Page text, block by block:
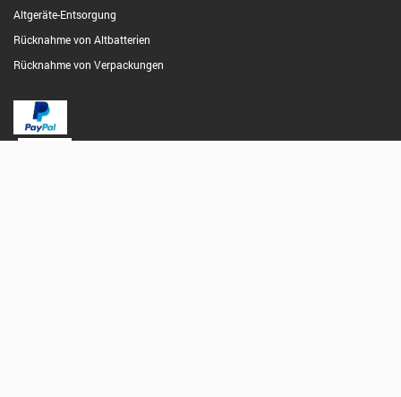
Altgeräte-Entsorgung
Rücknahme von Altbatterien
Rücknahme von Verpackungen